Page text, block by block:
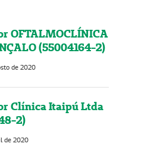
OFTALMOCLÍNICA
(55004164-2)
de 2020
Clínica Itaipú Ltda
2)
de 2020